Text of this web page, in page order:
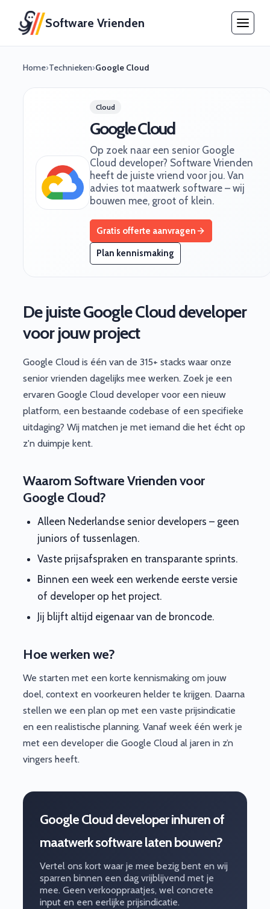
Software Vrienden
Home›Technieken›Google Cloud
Cloud
Google Cloud
Op zoek naar een senior Google
Cloud developer? Software Vrienden
heeft de juiste vriend voor jou. Van
advies tot maatwerk software – wij
bouwen mee, groot of klein.
Gratis offerte aanvragen
Plan kennismaking
De juiste Google Cloud developer
voor jouw project
Google Cloud is één van de 315+ stacks waar onze
senior vrienden dagelijks mee werken. Zoek je een
ervaren Google Cloud developer voor een nieuw
platform, een bestaande codebase of een specifieke
uitdaging? Wij matchen je met iemand die het écht op
z'n duimpje kent.
Waarom Software Vrienden voor
Google Cloud?
Alleen Nederlandse senior developers – geen
juniors of tussenlagen.
Vaste prijsafspraken en transparante sprints.
Binnen een week een werkende eerste versie
of developer op het project.
Jij blijft altijd eigenaar van de broncode.
Hoe werken we?
We starten met een korte kennismaking om jouw
doel, context en voorkeuren helder te krijgen. Daarna
stellen we een plan op met een vaste prijsindicatie
en een realistische planning. Vanaf week één werk je
met een developer die Google Cloud al jaren in z’n
vingers heeft.
Google Cloud developer inhuren of
maatwerk software laten bouwen?
Vertel ons kort waar je mee bezig bent en wij
sparren binnen een dag vrijblijvend met je
mee. Geen verkooppraatjes, wel concrete
input en een eerlijke prijsindicatie.